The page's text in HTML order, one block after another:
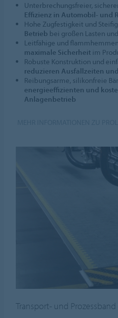
Unterbrechungsfreier,
Effizienz in Automobil- und
Hohe Zugfestigkeit und
Betrieb bei großen Lasten
Leitfähige und
maximale Sicherheitim
Robuste Konstruktion und
reduzieren Ausfallzeiten
Reibungsarme, silikonfreie
energieeffizienten und
Anlagenbetrieb
Transport- und Prozessband